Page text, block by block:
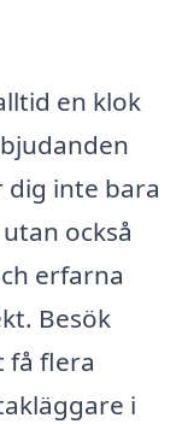
en klok
inte bara
också
erfarna
Besök
få flera
i